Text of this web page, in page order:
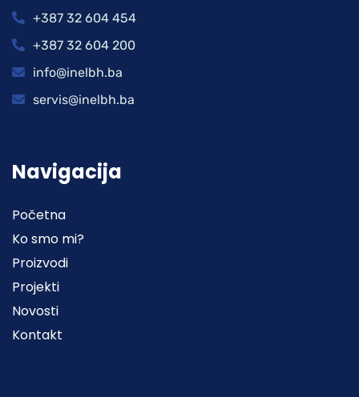
+387 32 604 454
+387 32 604 200
info@inelbh.ba
servis@inelbh.ba
Navigacija
Početna
Ko smo mi?
Proizvodi
Projekti
Novosti
Kontakt